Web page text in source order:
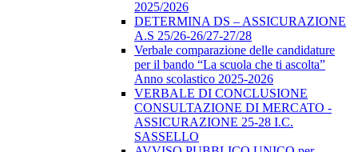
2025/2026
DETERMINA DS – ASSICURAZIONE
A.S 25/26-26/27-27/28
Verbale comparazione delle candidature
per il bando “La scuola che ti ascolta”
Anno scolastico 2025-2026
VERBALE DI CONCLUSIONE
CONSULTAZIONE DI MERCATO -
ASSICURAZIONE 25-28 I.C.
SASSELLO